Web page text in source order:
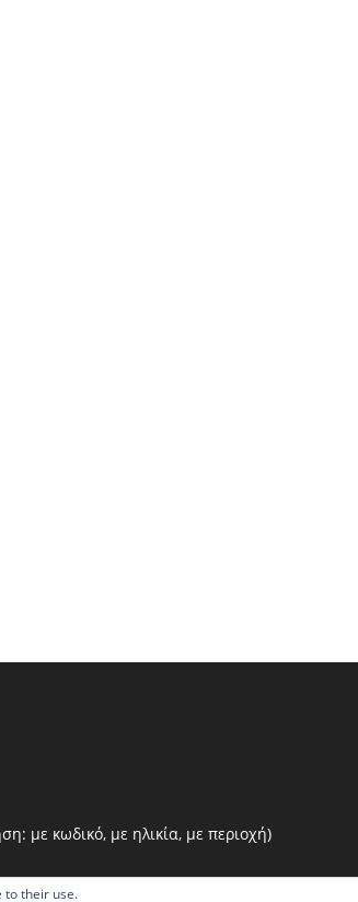
με κωδικό, με ηλικία, με περιοχή)
to their use.